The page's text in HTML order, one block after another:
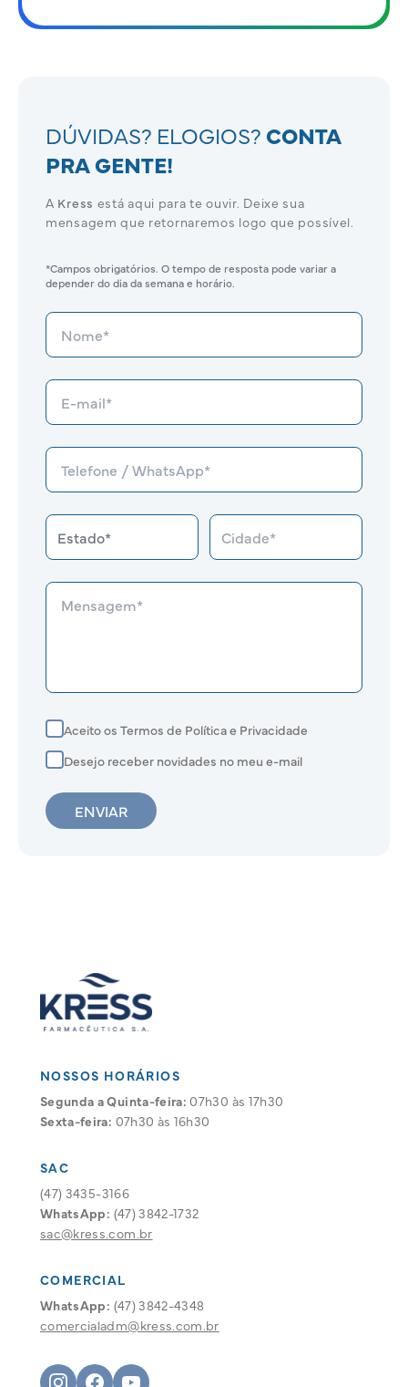
DÚVIDAS? ELOGIOS? CONTA
PRA GENTE!
A Kress está aqui para te ouvir. Deixe sua
mensagem que retornaremos logo que possível.
*Campos obrigatórios. O tempo de resposta pode variar a
depender do dia da semana e horário.
Aceito os Termos de Política e Privacidade
Desejo receber novidades no meu e-mail
ENVIAR
NOSSOS HORÁRIOS
Segunda a Quinta-feira: 07h30 às 17h30
Sexta-feira: 07h30 às 16h30
SAC
(47) 3435-3166
WhatsApp: (47) 3842-1732
sac@kress.com.br
COMERCIAL
WhatsApp: (47) 3842-4348
comercialadm@kress.com.br